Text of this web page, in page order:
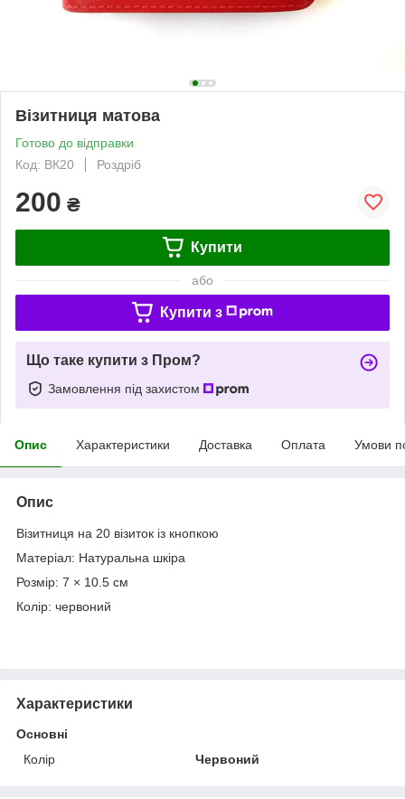
Візитниця матова
Готово до відправки
Код: ВК20
Роздріб
200 ₴
Купити
або
Купити з
Що таке купити з Пром?
Замовлення під захистом
Опис Характеристики Доставка Оплата Умови
Опис
Візитниця на 20 візиток із кнопкою
Матеріал: Натуральна шкіра
Розмір: 7 × 10.5 см
Колір: червоний
Характеристики
Основні
Колір
Червоний